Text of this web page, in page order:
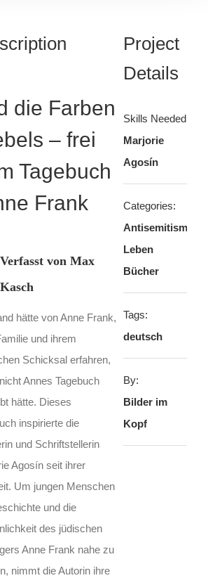
die Farben
– frei
Tagebuch
Frank
Verfasst von Max
Kasch
hätte von Anne Frank,
und ihrem
Schicksal erfahren,
Annes Tagebuch
hätte. Dieses
inspirierte die
und Schriftstellerin
Agosín seit ihrer
Um jungen Menschen
und die
des jüdischen
Anne Frank nahe zu
nimmt die Autorin ihre
Project
Details
Skills Needed:
Marjorie
Agosín
Categories:
Antisemitismus/
Leben
Bücher
Tags:
deutsch
By:
Bilder im
Kopf